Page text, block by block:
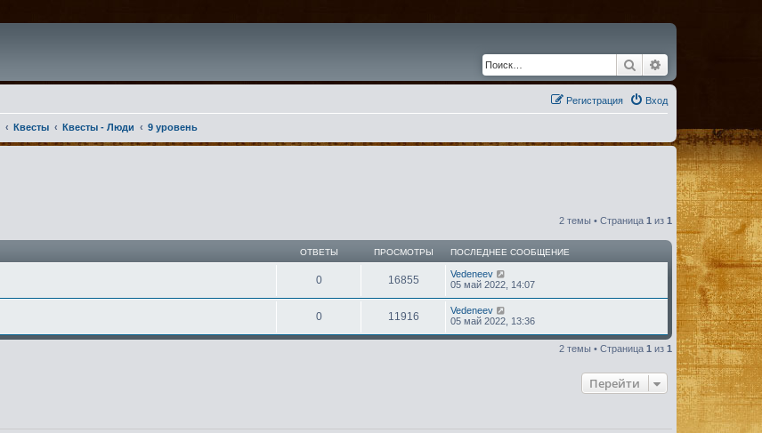
Поиск
Вход
Регистрация
Квесты Квесты - Люди 9 уровень
2 темы • Страница 1 из 1
ОТВЕТЫ ПРОСМОТРЫ ПОСЛЕДНЕЕ СООБЩЕНИЕ
0 16855
Vedeneev
05 май 2022, 14:07
0 11916
Vedeneev
05 май 2022, 13:36
2 темы • Страница 1 из 1
Перейти